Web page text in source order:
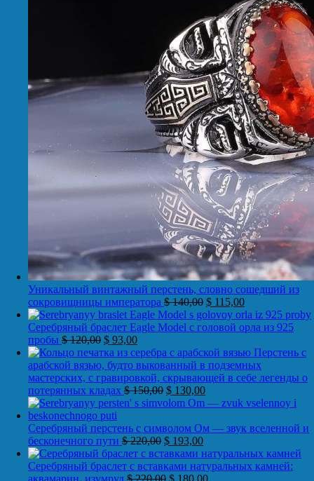
Уникальный винтажный перстень, словно сошедший из
сокровищницы императора $140,00 $ 115,00
Серебряный браслет Eagle Model с головой орла из 925
пробы $120,00 $ 93,00
Перстень с
арабской вязью, будто выкованный в подземных
мастерских, с гравировкой, скрывающей в себе легенды о
потерянных кладах $150,00 $ 130,00
Серебряный перстень с символом Ом — звук вселенной и
бесконечного пути $220,00 $ 193,00
Серебряный браслет с вставками натуральных камней:
аквамарин, изумруд $220,00 $ 180,00